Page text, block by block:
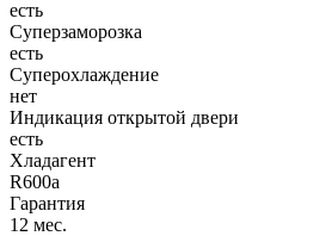
есть
Суперзаморозка
есть
Суперохлаждение
нет
Индикация открытой двери
есть
Хладагент
R600a
Гарантия
12 мес.